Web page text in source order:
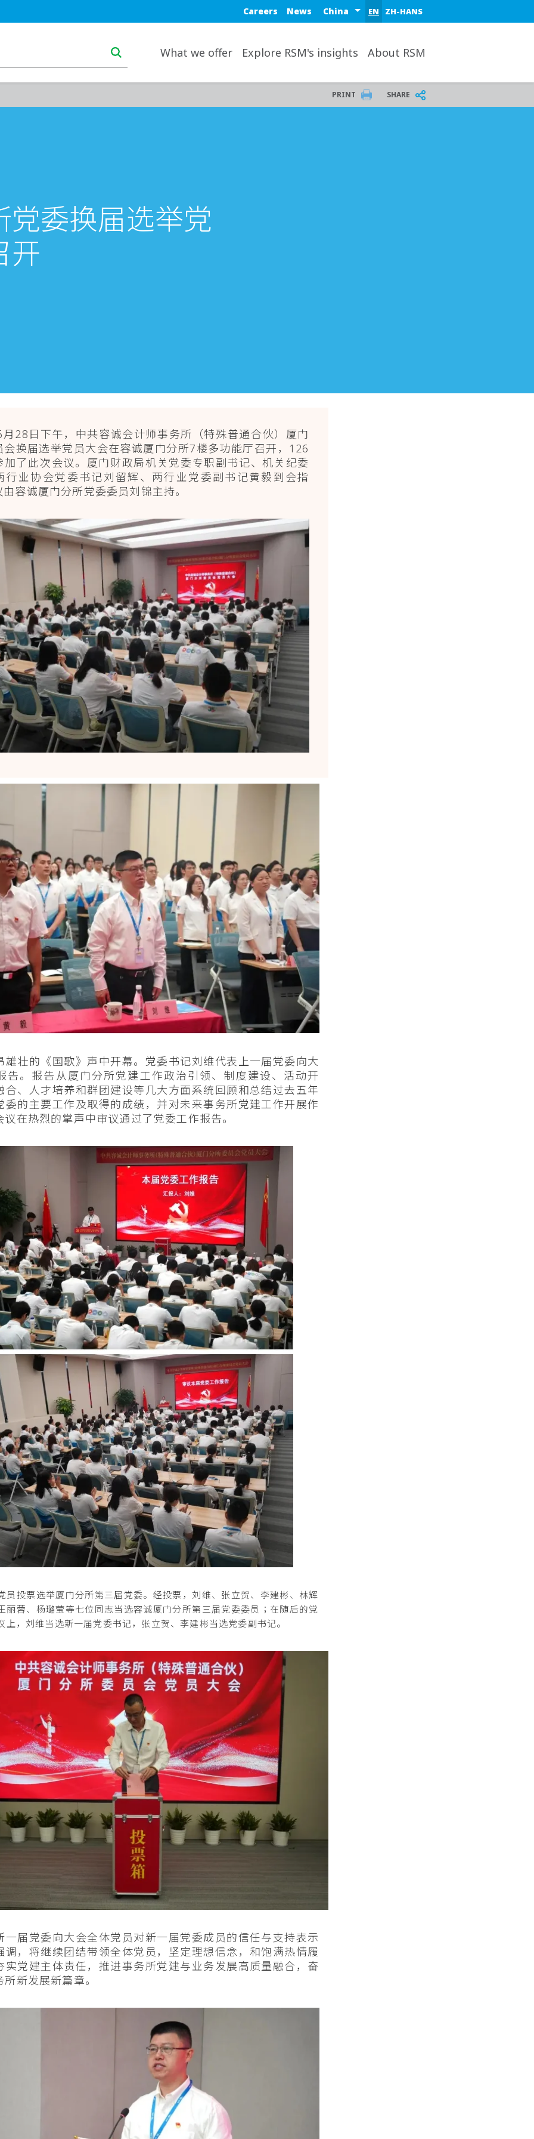
Blue top nav
Careers News Select a region or country
EN ZH-HANS
What we offer Explore RSM's insights About RSM
PRINT SHARE
委换届选举党
开
28日下午，中共容诚会计师事务所（特殊普通合伙）厦门
会换届选举党员大会在容诚厦门分所7楼多功能厅召开，126
加了此次会议。厦门财政局机关党委专职副书记、机关纪委
行业协会党委书记刘留辉、两行业党委副书记黄毅到会指
容诚厦门分所党委委员刘锦主持。
雄壮的《国歌》声中开幕。党委书记刘维代表上一届党委向大
告。报告从厦门分所党建工作政治引领、制度建设、活动开
合、人才培养和群团建设等几大方面系统回顾和总结过去五年
委的主要工作及取得的成绩，并对未来事务所党建工作开展作
在热烈的掌声中审议通过了党委工作报告。
员投票选举厦门分所第三届党委。经投票，刘维、张立贺、李建彬、林辉
丽蓉、杨璐莹等七位同志当选容诚厦门分所第三届党委委员；在随后的党
上，刘维当选新一届党委书记，张立贺、李建彬当选党委副书记。
一届党委向大会全体党员对新一届党委成员的信任与支持表示
调，将继续团结带领全体党员，坚定理想信念，和饱满热情履
实党建主体责任，推进事务所党建与业务发展高质量融合，奋
新发展新篇章。